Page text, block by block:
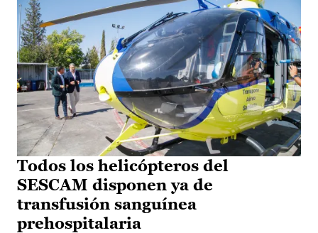
Todos los helicópteros del
SESCAM disponen ya de
transfusión sanguínea
prehospitalaria